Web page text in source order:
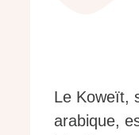
Le Koweït,
arabique,